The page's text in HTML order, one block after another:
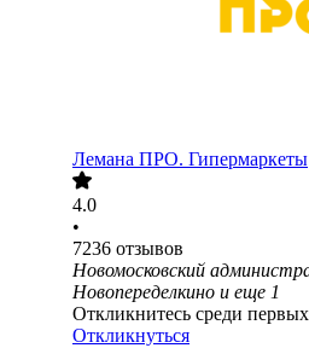
Лемана ПРО. Гипермаркеты
4.0
•
7236 отзывов
Новомосковский
Новопеределкино и еще 1
Откликнитесь среди первых
Откликнуться